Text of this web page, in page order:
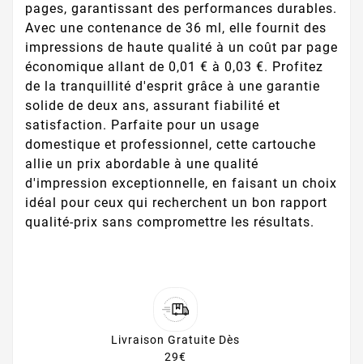
pages, garantissant des performances durables.
Avec une contenance de 36 ml, elle fournit des
impressions de haute qualité à un coût par page
économique allant de 0,01 € à 0,03 €. Profitez
de la tranquillité d'esprit grâce à une garantie
solide de deux ans, assurant fiabilité et
satisfaction. Parfaite pour un usage
domestique et professionnel, cette cartouche
allie un prix abordable à une qualité
d'impression exceptionnelle, en faisant un choix
idéal pour ceux qui recherchent un bon rapport
qualité-prix sans compromettre les résultats.
Livraison Gratuite Dès
29€